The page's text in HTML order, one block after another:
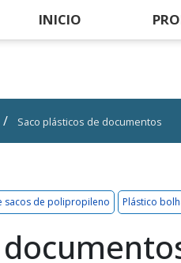
INICIO
Saco plásticos de documentos
sacos de polipropileno Plástico